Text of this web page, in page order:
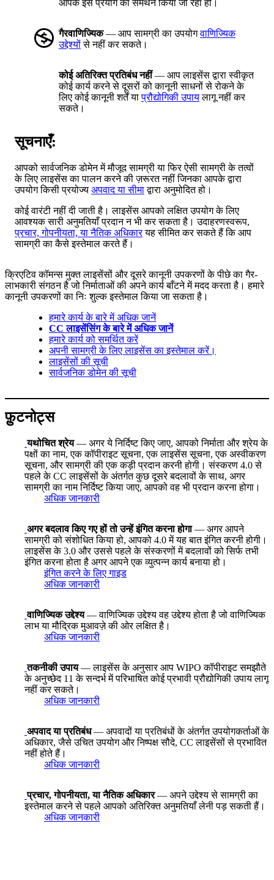
आपके इस प्रयोग का समर्थन किया जा रहा हो।
गैरवाणिज्यिक— आप सामग्री का उपयोगवाणिज्यिक
उद्देश्योंसे नहीं कर सकते।
कोई अतिरिक्त प्रतिबंध नहीं— आप लाइसेंस द्वारा स्वीकृत
कोई कार्य करने से दूसरों को कानूनी साधनों से रोकने के
लिए कोई कानूनी शर्तें याप्रौद्योगिकी उपायलागू नहीं कर
सकते।
सूचनाएँ:
आपको सार्वजनिक डोमेन में मौजूद सामग्री या फिर ऐसी सामग्री के तत्वों
के लिए लाइसेंस का पालन करने की ज़रूरत नहीं जिनका आपके द्वारा
उपयोग किसी प्रयोज्य अपवाद या सीमाद्वारा अनुमोदित हो।
कोई वारंटी नहीं दी जाती है। लाइसेंस आपको लक्षित उपयोग के लिए
आवश्यक सारी अनुमतियाँ प्रदान न भी कर सकता है। उदाहरणस्वरूप,
प्रचार, गोपनीयता, या नैतिक अधिकारयह सीमित कर सकते हैं कि आप
सामग्री का कैसे इस्तेमाल करते हैं।
क्रिएटिव कॉमन्स मुक्त लाइसेंसों और दूसरे कानूनी उपकरणों के पीछे का गैर-
लाभकारी संगठन है जो निर्माताओं की अपने कार्य बाँटने में मदद करता है। हमारे
कानूनी उपकरणों का निः शुल्क इस्तेमाल किया जा सकता है।
हमारे कार्य के बारे में अधिक जानें
CC लाइसेंसिंग के बारे में अधिक जानें
हमारे कार्य को समर्थित करें
अपनी सामग्री के लिए लाइसेंस का इस्तेमाल करें।
लाइसेंसों की सूची
सार्वजनिक डोमेन की सूची
फ़ुटनोट्स
यथोचित श्रेय— अगर ये निर्दिष्ट किए जाए, आपको निर्माता और श्रेय के
पक्षों का नाम, एक कॉपीराइट सूचना, एक लाइसेंस सूचना, एक अस्वीकरण
सूचना, और सामग्री की एक कड़ी प्रदान करनी होगी। संस्करण 4.0 से
पहले के CC लाइसेंसों के अंतर्गत कुछ दूसरे बदलावों के साथ, अगर
सामग्री का नाम निर्दिष्ट किया जाए, आपको वह भी प्रदान करना होगा।
अधिक जानकारी
अगर बदलाव किए गए हों तो उन्हें इंगित करना होगा— अगर आपने
सामग्री को संशोधित किया हो, आपको 4.0 में यह बात इंगित करनी होगी।
लाइसेंस के 3.0 और उससे पहले के संस्करणों में बदलावों को सिर्फ तभी
इंगित करना होता है अगर आपने एक व्युत्पन्न कार्य बनाया हो।
इंगित करने के लिए गाइड
अधिक जानकारी
वाणिज्यिक उद्देश्य— वाणिज्यिक उद्देश्य वह उद्देश्य होता है जो वाणिज्यिक
लाभ या मौद्रिक मुआवज़े की ओर लक्षित है।
अधिक जानकारी
तकनीकी उपाय— लाइसेंस के अनुसार आप WIPO कॉपीराइट समझौते
के अनुच्छेद 11 के सन्दर्भ में परिभाषित कोई प्रभावी प्रौद्योगिकी उपाय लागू
नहीं कर सकते।
अधिक जानकारी
अपवाद या प्रतिबंध— अपवादों या प्रतिबंधों के अंतर्गत उपयोगकर्ताओं के
अधिकार, जैसे उचित उपयोग और निष्पक्ष सौदे, CC लाइसेंसों से प्रभावित
नहीं होते हैं।
अधिक जानकारी
प्रचार, गोपनीयता, या नैतिक अधिकार— अपने उद्देश्य से सामग्री का
इस्तेमाल करने से पहले आपको अतिरिक्त अनुमतियाँ लेनी पड़ सकती हैं।
अधिक जानकारी